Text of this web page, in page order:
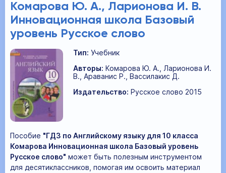
Комарова Ю. А., Ларионова И. В.
Инновационная школа Базовый
уровень Русское слово
Тип: Учебник
Авторы: Комарова Ю. А., Ларионова И.
В., Араванис Р., Вассилакис Д.
Издательство: Русское слово 2015
Пособие "ГДЗ по Английскому языку для 10 класса
Комарова Инновационная школа Базовый уровень
Русское слово" может быть полезным инструментом
для десятиклассников, помогая им освоить материал